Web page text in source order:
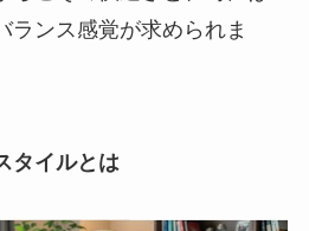
ランス感覚が求められま
タイルとは